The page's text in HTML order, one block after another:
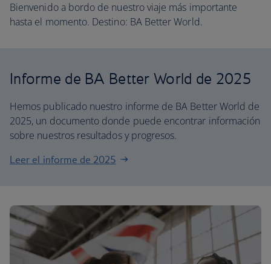
Bienvenido a bordo de nuestro viaje más importante
hasta el momento. Destino: BA Better World.
Informe de BA Better World de 2025
Hemos publicado nuestro informe de BA Better World de
2025, un documento donde puede encontrar información
sobre nuestros resultados y progresos.
Leer el informe de 2025